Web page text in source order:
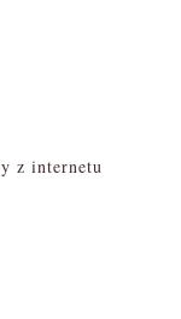
z internetu